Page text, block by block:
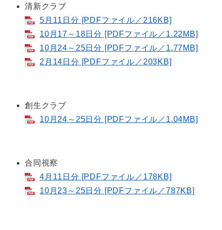
清新クラブ
5月11日分 [PDFファイル／216KB]
10月17～18日分 [PDFファイル／1.22MB]
10月24～25日分 [PDFファイル／1.77MB]
2月14日分 [PDFファイル／203KB]
創生クラブ
10月24～25日分 [PDFファイル／1.04MB]
合同視察
4月11日分 [PDFファイル／178KB]
10月23～25日分 [PDFファイル／787KB]